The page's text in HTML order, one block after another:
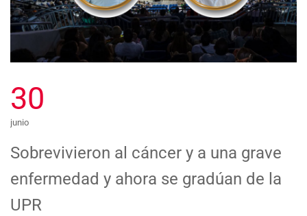
30
junio
Sobrevivieron al cáncer y a una grave
enfermedad y ahora se gradúan de la
UPR